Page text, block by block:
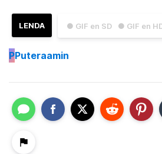
● GIF en SD ● GIF en
LENDA
PPuteraamin